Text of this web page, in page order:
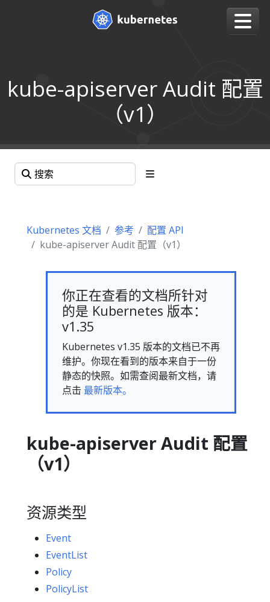
kube-apiserver Audit 配置
（v1）
Kubernetes 文档 参考
配置 API
kube-apiserver Audit 配置（v1）
你正在查看的文档所针对
的是 Kubernetes 版本：
v1.35
Kubernetes v1.35 版本的文档已不再
维护。你现在看到的版本来自于一份
静态的快照。如需查阅最新文档，请
点击 最新版本。
kube-apiserver Audit 配置
（v1）
资源类型
Event
EventList
Policy
PolicyList